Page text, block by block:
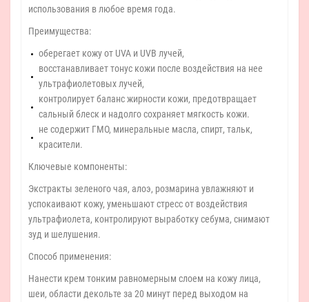
использования в любое время года.
Преимущества:
оберегает кожу от UVA и UVB лучей,
восстанавливает тонус кожи после воздействия на нее
ультрафиолетовых лучей,
контролирует баланс жирности кожи, предотвращает
сальный блеск и надолго сохраняет мягкость кожи.
не содержит ГМО, минеральные масла, спирт, тальк,
красители.
Ключевые компоненты:
Экстракты зеленого чая, алоэ, розмарина увлажняют и
успокаивают кожу, уменьшают стресс от воздействия
ультрафиолета, контролируют выработку себума, снимают
зуд и шелушения.
Способ применения:
Нанести крем тонким равномерным слоем на кожу лица,
шеи, области декольте за 20 минут перед выходом на